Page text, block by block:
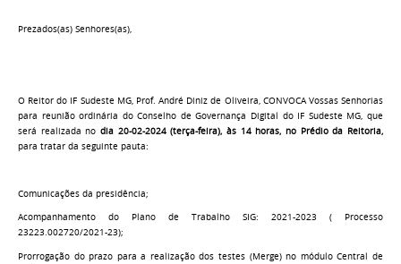
Prezados(as) Senhores(as),
O Reitor do IF Sudeste MG, Prof. André Diniz de Oliveira, CONVOCA Vossas Senhorias
para reunião ordinária do Conselho de Governança Digital do IF Sudeste MG, que
será realizada no dia 20-02-2024 (terça-feira), às 14 horas, no Prédio da Reitoria,
para tratar da seguinte pauta:
Comunicações da presidência;
Acompanhamento do Plano de Trabalho SIG: 2021-2023 ( Processo
23223.002720/2021-23);
Prorrogação do prazo para a realização dos testes (Merge) no módulo Central de